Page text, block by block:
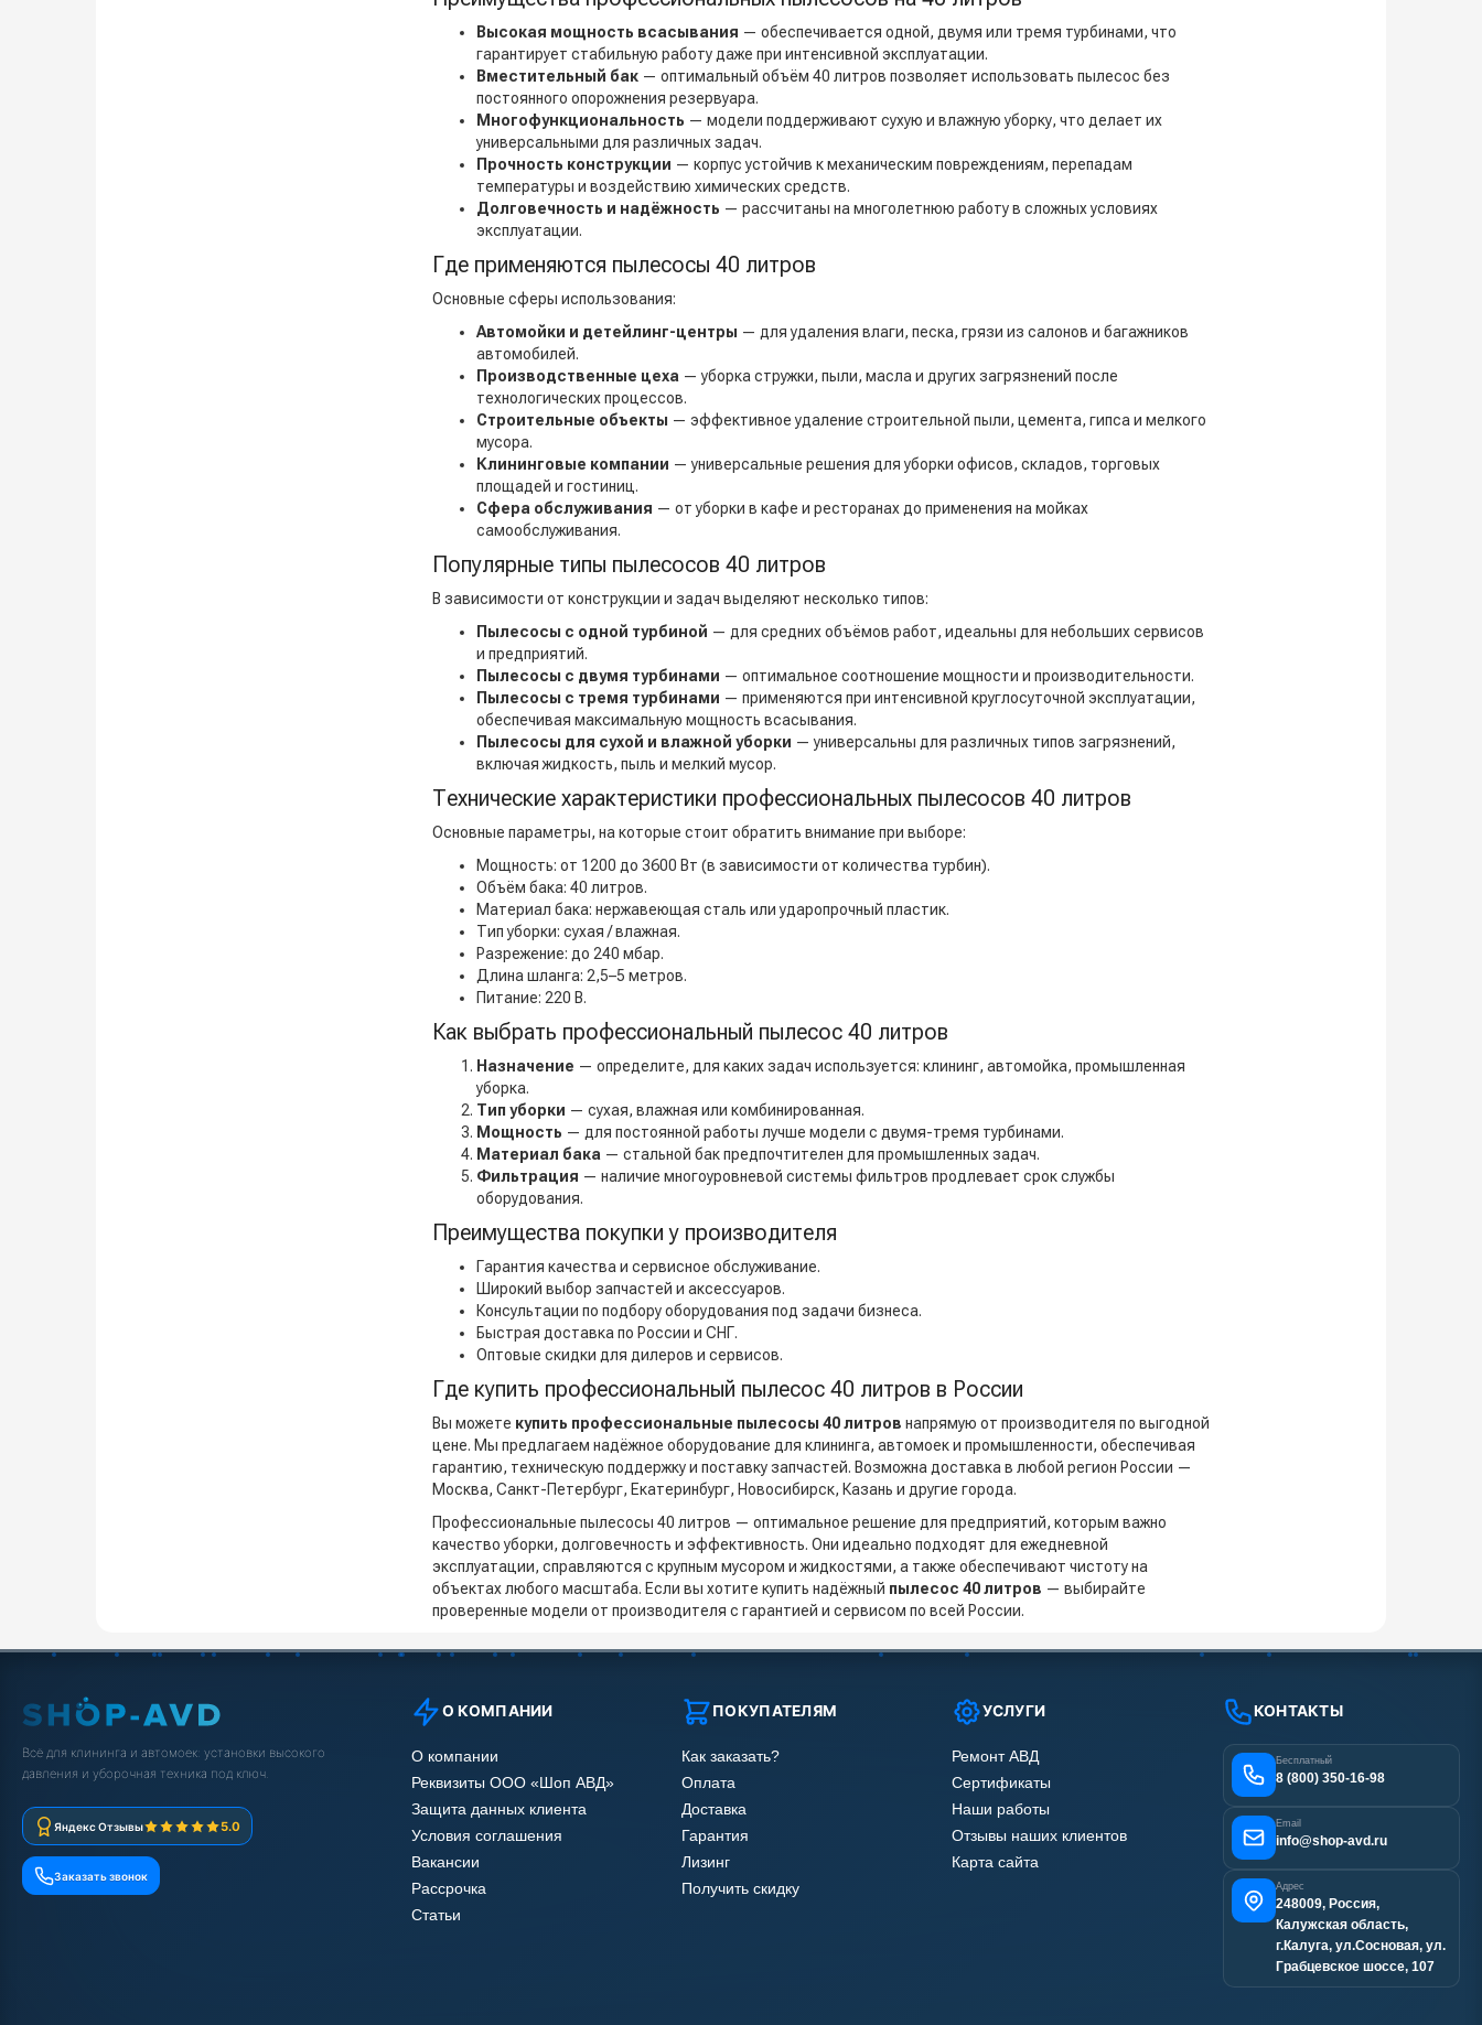
Высокая мощность всасывания — обеспечивается одной, двумя или тремя турбинами, что
гарантирует стабильную работу даже при интенсивной эксплуатации.
Вместительный бак — оптимальный объём 40 литров позволяет использовать пылесос без
постоянного опорожнения резервуара.
Многофункциональность — модели поддерживают сухую и влажную уборку, что делает их
универсальными для различных задач.
Прочность конструкции — корпус устойчив к механическим повреждениям, перепадам
температуры и воздействию химических средств.
Долговечность и надёжность — рассчитаны на многолетнюю работу в сложных условиях
эксплуатации.
Где применяются пылесосы 40 литров
Основные сферы использования:
Автомойки и детейлинг-центры — для удаления влаги, песка, грязи из салонов и багажников
автомобилей.
Производственные цеха — уборка стружки, пыли, масла и других загрязнений после
технологических процессов.
Строительные объекты — эффективное удаление строительной пыли, цемента, гипса и мелкого
мусора.
Клининговые компании — универсальные решения для уборки офисов, складов, торговых
площадей и гостиниц.
Сфера обслуживания — от уборки в кафе и ресторанах до применения на мойках
самообслуживания.
Популярные типы пылесосов 40 литров
В зависимости от конструкции и задач выделяют несколько типов:
Пылесосы с одной турбиной — для средних объёмов работ, идеальны для небольших сервисов
и предприятий.
Пылесосы с двумя турбинами — оптимальное соотношение мощности и производительности.
Пылесосы с тремя турбинами — применяются при интенсивной круглосуточной эксплуатации,
обеспечивая максимальную мощность всасывания.
Пылесосы для сухой и влажной уборки — универсальны для различных типов загрязнений,
включая жидкость, пыль и мелкий мусор.
Технические характеристики профессиональных пылесосов 40 литров
Основные параметры, на которые стоит обратить внимание при выборе:
Мощность: от 1200 до 3600 Вт (в зависимости от количества турбин).
Объём бака: 40 литров.
Материал бака: нержавеющая сталь или ударопрочный пластик.
Тип уборки: сухая / влажная.
Разрежение: до 240 мбар.
Длина шланга: 2,5–5 метров.
Питание: 220 В.
Как выбрать профессиональный пылесос 40 литров
Назначение — определите, для каких задач используется: клининг, автомойка, промышленная
уборка.
Тип уборки — сухая, влажная или комбинированная.
Мощность — для постоянной работы лучше модели с двумя-тремя турбинами.
Материал бака — стальной бак предпочтителен для промышленных задач.
Фильтрация — наличие многоуровневой системы фильтров продлевает срок службы
оборудования.
Преимущества покупки у производителя
Гарантия качества и сервисное обслуживание.
Широкий выбор запчастей и аксессуаров.
Консультации по подбору оборудования под задачи бизнеса.
Быстрая доставка по России и СНГ.
Оптовые скидки для дилеров и сервисов.
Где купить профессиональный пылесос 40 литров в России
Вы можете купить профессиональные пылесосы 40 литров напрямую от производителя по выгодной
цене. Мы предлагаем надёжное оборудование для клининга, автомоек и промышленности, обеспечивая
гарантию, техническую поддержку и поставку запчастей. Возможна доставка в любой регион России —
Москва, Санкт-Петербург, Екатеринбург, Новосибирск, Казань и другие города.
Профессиональные пылесосы 40 литров — оптимальное решение для предприятий, которым важно
качество уборки, долговечность и эффективность. Они идеально подходят для ежедневной
эксплуатации, справляются с крупным мусором и жидкостями, а также обеспечивают чистоту на
объектах любого масштаба. Если вы хотите купить надёжный пылесос 40 литров — выбирайте
проверенные модели от производителя с гарантией и сервисом по всей России.
Всё для клининга и автомоек: установки высокого
давления и уборочная техника под ключ.
Яндекс Отзывы 5.0
Заказать звонок
О КОМПАНИИ
О компании
Реквизиты ООО «Шоп АВД»
Защита данных клиента
Условия соглашения
Вакансии
Рассрочка
Статьи
ПОКУПАТЕЛЯМ
Как заказать?
Оплата
Доставка
Гарантия
Лизинг
Получить скидку
УСЛУГИ
Ремонт АВД
Сертификаты
Наши работы
Отзывы наших клиентов
Карта сайта
КОНТАКТЫ
Бесплатный
8 (800) 350-16-98
Email
info@shop-avd.ru
Адрес
248009, Россия,
Калужская область,
г.Калуга, ул.Сосновая, ул.
Грабцевское шоссе, 107